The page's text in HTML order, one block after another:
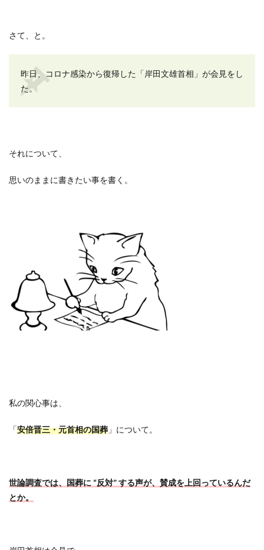
さて、と。
昨日、コロナ感染から復帰した「岸田文雄首相」が会見をし
た。
それについて、
思いのままに書きたい事を書く。
私の関心事は、
「安倍晋三・元首相の国葬 」について。
世論調査では、国葬に “反対”する声が、賛成を上回っているんだ
とか。